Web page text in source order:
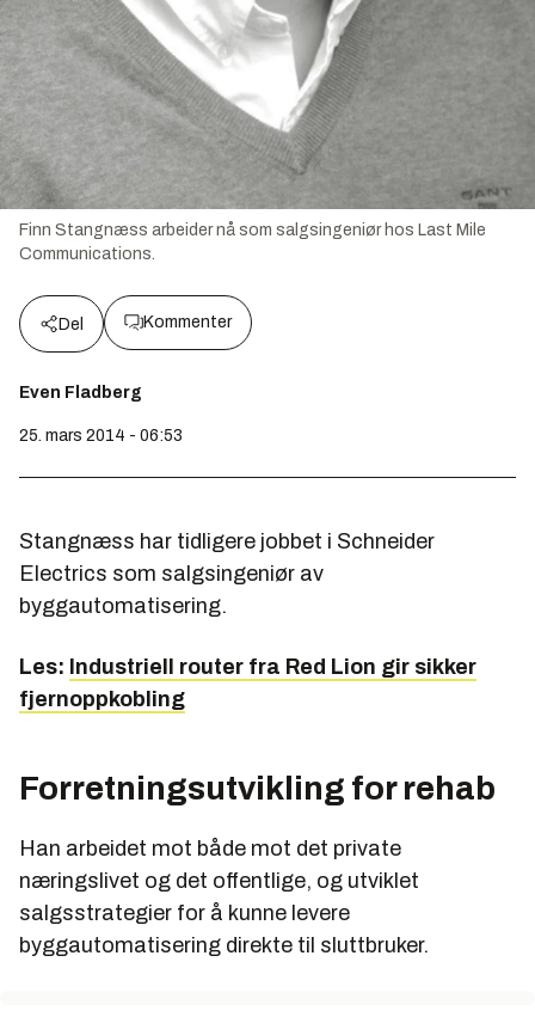
Finn Stangnæss arbeider nå som salgsingeniør hos Last Mile
Communications.
Del Kommenter
Even Fladberg
25. mars 2014 - 06:53
Stangnæss har tidligere jobbet i Schneider
Electrics som salgsingeniør av
byggautomatisering.
Les: Industriell router fra Red Lion gir sikker
fjernoppkobling
Forretningsutvikling for rehab
Han arbeidet mot både mot det private
næringslivet og det offentlige, og utviklet
salgsstrategier for å kunne levere
byggautomatisering direkte til sluttbruker.